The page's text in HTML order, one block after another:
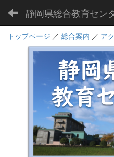
トップページ ／ 総合案内 ／ ア